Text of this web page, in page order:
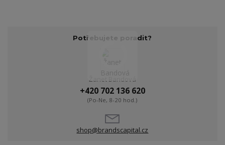
Potřebujete poradit?
Žanet Bandová
+420 702 136 620
(Po-Ne, 8-20 hod.)
shop@brandscapital.cz